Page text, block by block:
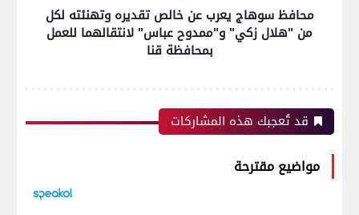
محافظ سوهاج يعرب عن خالص تقديره وتهنئته لكل
من "هلال زكي" و"ممدوح عباس" لانتقالهما للعمل
بمحافظة قنا
قد تُعجبك هذه المشاركات
مواضيع مقترحة